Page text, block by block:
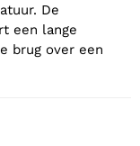
De
een lange
brug over een